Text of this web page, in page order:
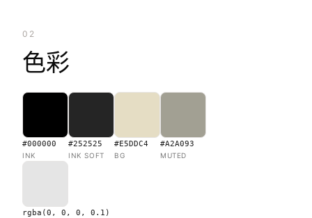
02
色彩
#000000
INK
#252525
INK SOFT
#E5DDC4
BG
#A2A093
MUTED
rgba(0, 0, 0, 0.1)